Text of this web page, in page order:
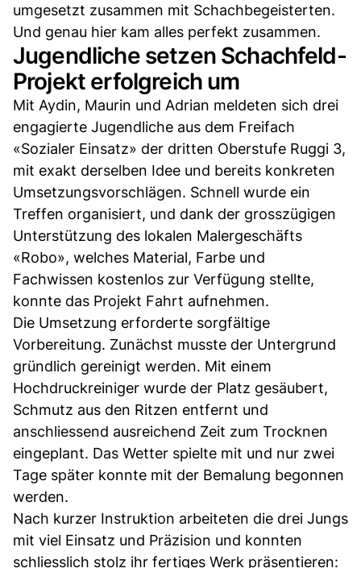
umgesetzt zusammen mit Schachbegeisterten.
Und genau hier kam alles perfekt zusammen.
Jugendliche setzen Schachfeld-
Projekt erfolgreich um
Mit Aydin, Maurin und Adrian meldeten sich drei
engagierte Jugendliche aus dem Freifach
«Sozialer Einsatz» der dritten Oberstufe Ruggi 3,
mit exakt derselben Idee und bereits konkreten
Umsetzungsvorschlägen. Schnell wurde ein
Treffen organisiert, und dank der grosszügigen
Unterstützung des lokalen Malergeschäfts
«Robo», welches Material, Farbe und
Fachwissen kostenlos zur Verfügung stellte,
konnte das Projekt Fahrt aufnehmen.
Die Umsetzung erforderte sorgfältige
Vorbereitung. Zunächst musste der Untergrund
gründlich gereinigt werden. Mit einem
Hochdruckreiniger wurde der Platz gesäubert,
Schmutz aus den Ritzen entfernt und
anschliessend ausreichend Zeit zum Trocknen
eingeplant. Das Wetter spielte mit und nur zwei
Tage später konnte mit der Bemalung begonnen
werden.
Nach kurzer Instruktion arbeiteten die drei Jungs
mit viel Einsatz und Präzision und konnten
schliesslich stolz ihr fertiges Werk präsentieren: